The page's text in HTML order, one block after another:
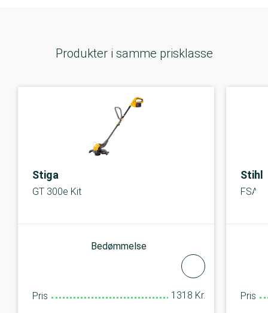
Produkter i samme prisklasse
Stiga
GT 300e Kit
Bedømmelse
Pris 1318 Kr.
Stihl
FSA
Pris